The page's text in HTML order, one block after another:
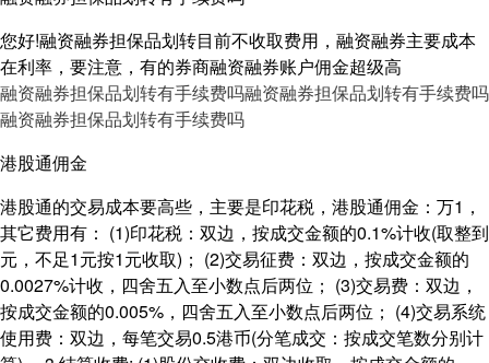
您好!融资融券担保品划转目前不收取费用，融资融券主要成本
在利率，要注意，有的券商融资融券账户佣金超级高
融资融券担保品划转有手续费吗融资融券担保品划转有手续费吗
融资融券担保品划转有手续费吗
港股通佣金
港股通的交易成本要高些，主要是印花税，港股通佣金：万1，
其它费用有： (1)印花税：双边，按成交金额的0.1%计收(取整到
元，不足1元按1元收取)； (2)交易征费：双边，按成交金额的
0.0027%计收，四舍五入至小数点后两位； (3)交易费：双边，
按成交金额的0.005%，四舍五入至小数点后两位； (4)交易系统
使用费：双边，每笔交易0.5港币(分笔成交：按成交笔数分别计